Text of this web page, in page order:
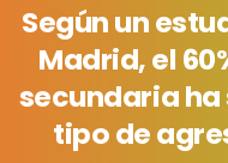
Segúnun
Madrid,el
secundariaha
tipode